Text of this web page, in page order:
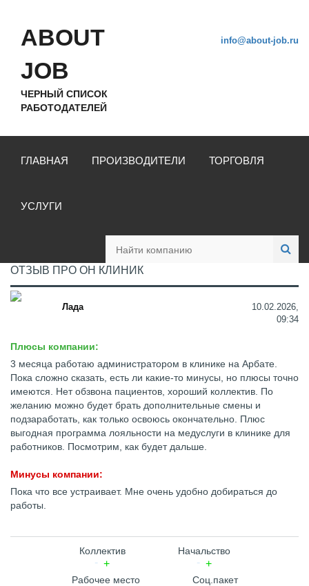
ABOUT
JOB
ЧЕРНЫЙ СПИСОК
РАБОТОДАТЕЛЕЙ
info@about-job.ru
ГЛАВНАЯ ПРОИЗВОДИТЕЛИ ТОРГОВЛЯ
УСЛУГИ
ОТЗЫВ ПРО ОН КЛИНИК
Лада
10.02.2026,
09:34
Плюсы компании:
3 месяца работаю администратором в клинике на Арбате.
Пока сложно сказать, есть ли какие-то минусы, но плюсы точно
имеются. Нет обзвона пациентов, хороший коллектив. По
желанию можно будет брать дополнительные смены и
подзаработать, как только освоюсь окончательно. Плюс
выгодная программа лояльности на медуслуги в клинике для
работников. Посмотрим, как будет дальше.
Минусы компании:
Пока что все устраивает. Мне очень удобно добираться до
работы.
Коллектив Начальство
Рабочее место Соц.пакет